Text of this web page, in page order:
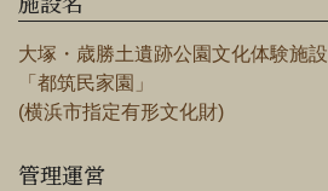
大塚・歳勝土遺跡公園文化体験施設
「都筑民家園」
(横浜市指定有形文化財)
管理運営